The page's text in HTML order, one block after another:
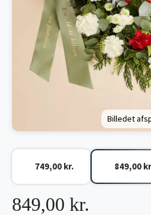
Billedet
849,00 kr.
749,00 kr. 849,00